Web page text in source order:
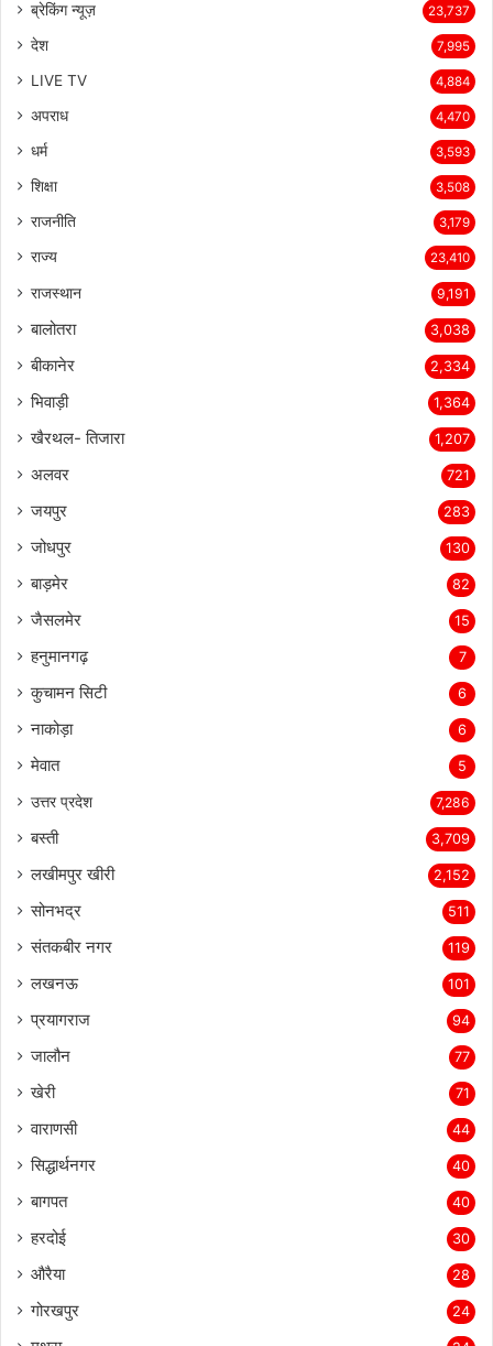
ब्रेकिंग न्यूज़ 23,737
देश 7,995
LIVE TV 4,884
अपराध 4,470
धर्म 3,593
शिक्षा 3,508
राजनीति 3,179
राज्य 23,410
राजस्थान 9,191
बालोतरा 3,038
बीकानेर 2,334
भिवाड़ी 1,364
खैरथल- तिजारा 1,207
अलवर 721
जयपुर 283
जोधपुर 130
बाड़मेर 82
जैसलमेर 15
हनुमानगढ़ 7
कुचामन सिटी 6
नाकोड़ा 6
मेवात 5
उत्तर प्रदेश 7,286
बस्ती 3,709
लखीमपुर खीरी 2,152
सोनभद्र 511
संतकबीर नगर 119
लखनऊ 101
प्रयागराज 94
जालौन 77
खेरी 71
वाराणसी 44
सिद्धार्थनगर 40
बागपत 40
हरदोई 30
औरैया 28
गोरखपुर 24